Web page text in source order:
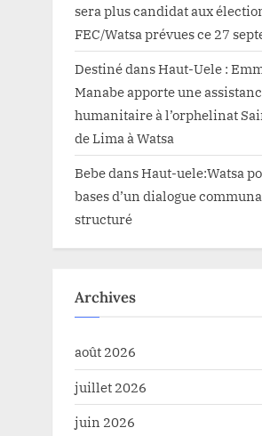
sera plus candidat aux
FEC/Watsa prévues ce 27
DestinédansHaut-Uele :
Manabe apporte une
humanitaire à l’orphelinat
de Lima à Watsa
BebedansHaut-uele:Watsa
bases d’un dialogue
structuré
Archives
août 2026
juillet 2026
juin 2026